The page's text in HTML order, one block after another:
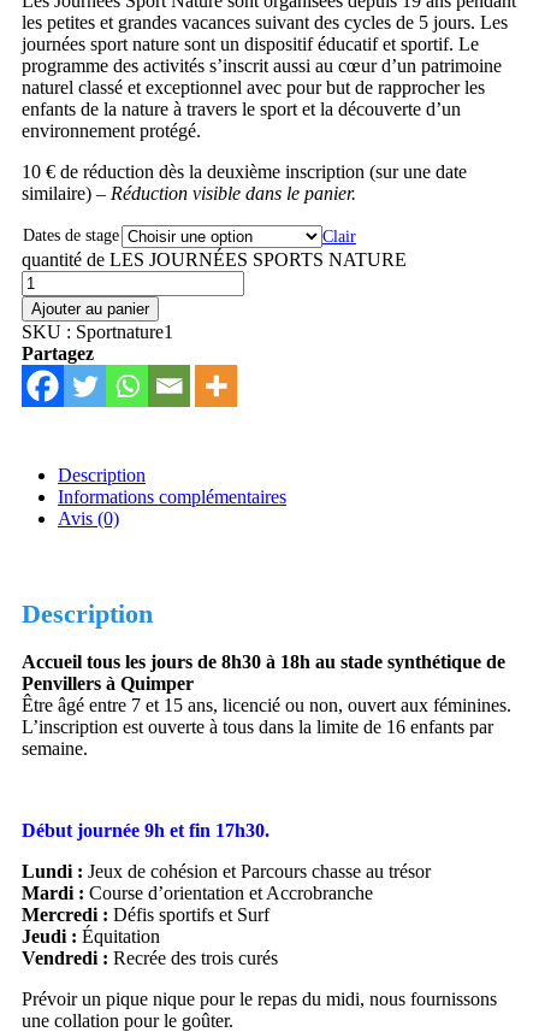
les petites et grandes vacances suivant des cycles de 5 jours. Les
journées sport nature sont un dispositif éducatif et sportif. Le
programme des activités s’inscrit aussi au cœur d’un patrimoine
naturel classé et exceptionnel avec pour but de rapprocher les
enfants de la nature à travers le sport et la découverte d’un
environnement protégé.
10 € de réduction dès la deuxième inscription (sur une date
similaire) – Réduction visible dans le panier.
Dates de stage Clair
quantité de LES JOURNÉES SPORTS NATURE
Ajouter au panier
SKU : Sportnature1
Partagez
Description
Informations complémentaires
Avis (0)
Description
Accueil tous les jours de 8h30 à 18h au stade synthétique de
Penvillers à Quimper
Être âgé entre 7 et 15 ans, licencié ou non, ouvert aux féminines.
L’inscription est ouverte à tous dans la limite de 16 enfants par
semaine.
Début journée 9h et fin 17h30.
Lundi : Jeux de cohésion et Parcours chasse au trésor
Mardi : ⁠Course d’orientation et Accrobranche
Mercredi : Défis sportifs et Surf
Jeudi : Équitation
Vendredi : Recrée des trois curés
Prévoir un pique nique pour le repas du midi, nous fournissons
une collation pour le goûter.